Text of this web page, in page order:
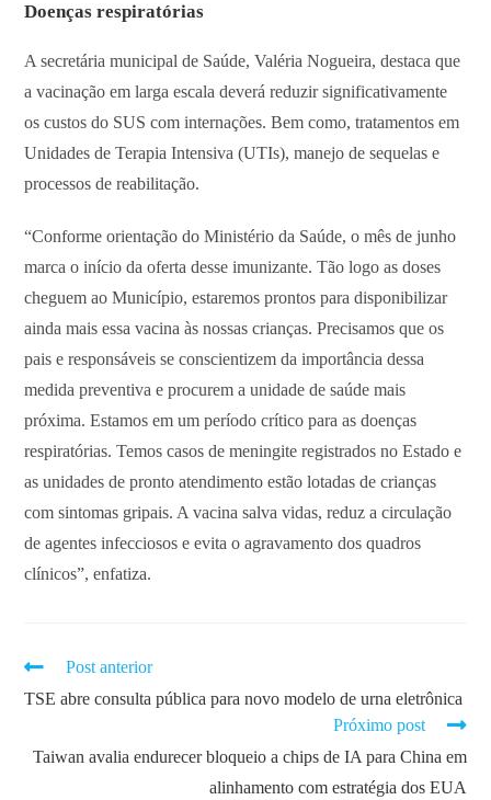
Doenças respiratórias
A secretária municipal de Saúde, Valéria Nogueira, destaca que
a vacinação em larga escala deverá reduzir significativamente
os custos do SUS com internações. Bem como, tratamentos em
Unidades de Terapia Intensiva (UTIs), manejo de sequelas e
processos de reabilitação.
“Conforme orientação do Ministério da Saúde, o mês de junho
marca o início da oferta desse imunizante. Tão logo as doses
cheguem ao Município, estaremos prontos para disponibilizar
ainda mais essa vacina às nossas crianças. Precisamos que os
pais e responsáveis se conscientizem da importância dessa
medida preventiva e procurem a unidade de saúde mais
próxima. Estamos em um período crítico para as doenças
respiratórias. Temos casos de meningite registrados no Estado e
as unidades de pronto atendimento estão lotadas de crianças
com sintomas gripais. A vacina salva vidas, reduz a circulação
de agentes infecciosos e evita o agravamento dos quadros
clínicos”, enfatiza.
Post anterior
TSE abre consulta pública para novo modelo de urna eletrônica
Próximo post
Taiwan avalia endurecer bloqueio a chips de IA para China em
alinhamento com estratégia dos EUA